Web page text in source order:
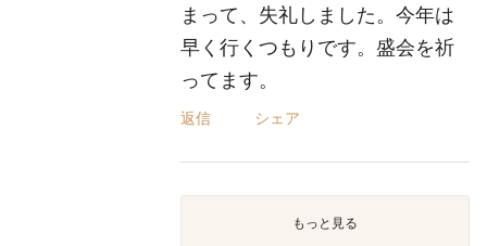
まって、失礼しました。今年は
早く行くつもりです。盛会を祈
ってます。
返信 シェア
もっと見る